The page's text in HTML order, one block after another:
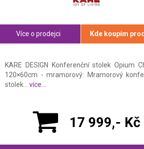
Více o prodejci Kde koupím
KARE DESIGN Konferenční stolek Opium
120×60cm - mramorový: Mramorový
stolek... více...
17 999,- Kč